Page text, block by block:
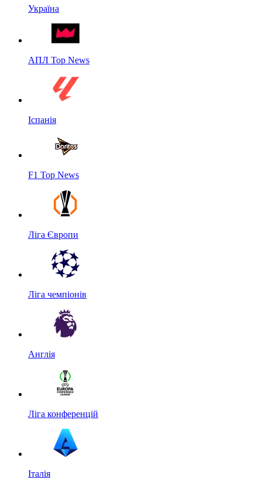
Україна
АПЛ Top News
Іспанія
F1 Top News
Ліга Європи
Ліга чемпіонів
Англія
Ліга конференцій
Італія